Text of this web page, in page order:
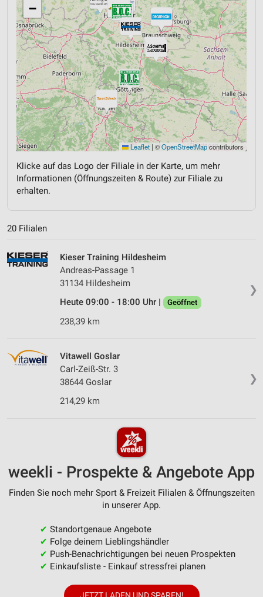
−
Leaflet | ©OpenStreetMapcontributors
Klicke auf das Logo der Filiale in der Karte, um mehr
Informationen (Öffnungszeiten & Route) zur Filiale zu
erhalten.
20 Filialen
❯
Kieser Training Hildesheim
Andreas-Passage 1
31134 Hildesheim
Heute 09:00 - 18:00 Uhr |
Geöffnet
238,39 km
❯
Vitawell Goslar
Carl-Zeiß-Str. 3
38644 Goslar
214,29 km
weekli - Prospekte & Angebote App
Finden Sie noch mehr Sport & Freizeit Filialen & Öffnungszeiten
in unserer App.
✔ Standortgenaue Angebote
✔ Folge deinem Lieblingshändler
✔ Push-Benachrichtigungen bei neuen Prospekten
✔ Einkaufsliste - Einkauf stressfrei planen
JETZT LADEN UND SPAREN!